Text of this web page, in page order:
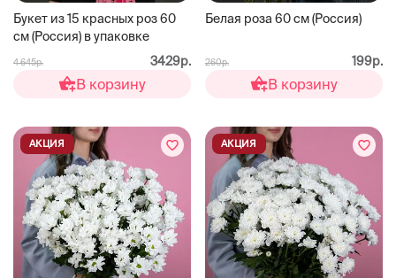
Букет из 15 красных роз 60
см (Россия) в упаковке
4 645р. 3429р.
В корзину
Белая роза 60 см (Россия)
260р. 199р.
В корзину
АКЦИЯ АКЦИЯ